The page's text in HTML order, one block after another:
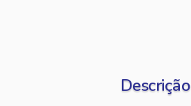
Descrição